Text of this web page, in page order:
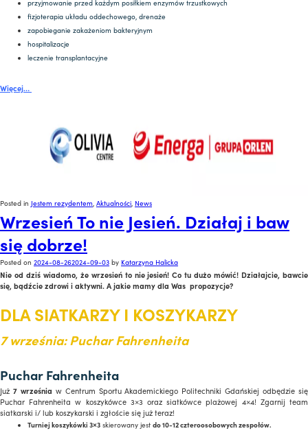
przyjmowanie przed każdym posiłkiem enzymów trzustkowych
fizjoterapia układu oddechowego, drenaże
zapobieganie zakażeniom bakteryjnym
hospitalizacje
leczenie transplantacyjne
Więcej…
Posted in Jestem rezydentem, Aktualności, News
Wrzesień To nie Jesień. Działaj i baw
się dobrze!
Posted on 2024-08-262024-09-03 by Katarzyna Halicka
Nie od dziś wiadomo, że wrzesień to nie jesień! Co tu dużo mówić! Działajcie, bawcie
się, bądźcie zdrowi i aktywni. A jakie mamy dla Was propozycje?
DLA SIATKARZY I KOSZYKARZY
7 września: Puchar Fahrenheita
Puchar Fahrenheita
Już 7 września w Centrum Sportu Akademickiego Politechniki Gdańskiej odbędzie się
Puchar Fahrenheita w koszykówce 3×3 oraz siatkówce plażowej 4×4! Zgarnij team
siatkarski i/ lub koszykarski i zgłoście się już teraz!
Turniej koszykówki 3×3 skierowany jest do 10-12 czteroosobowych zespołów.